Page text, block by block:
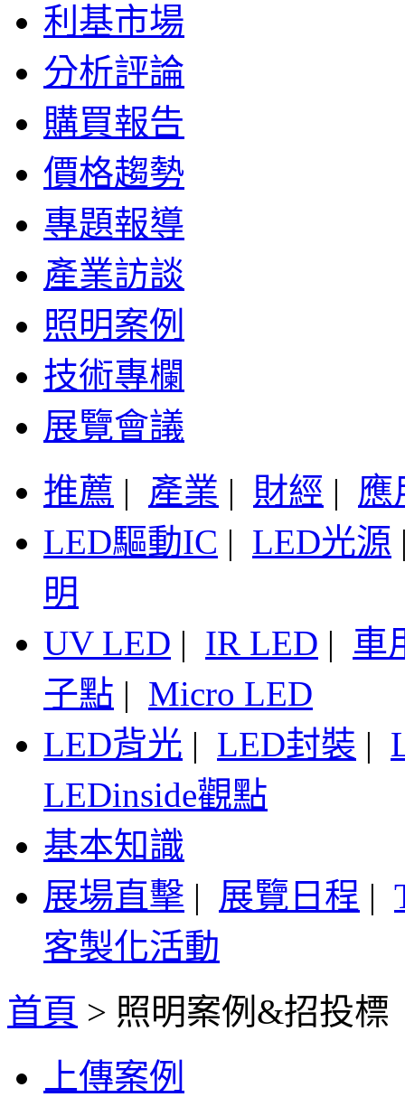
利基市場
分析評論
購買報告
價格趨勢
專題報導
產業訪談
照明案例
技術專欄
展覽會議
推薦 | 產業 | 財經 | 應
LED驅動IC | LED光源
明
UV LED | IR LED | 車
子點 | Micro LED
LED背光 | LED封裝 |
LEDinside觀點
基本知識
展場直擊 | 展覽日程 |
客製化活動
首頁 > 照明案例&招投標
上傳案例